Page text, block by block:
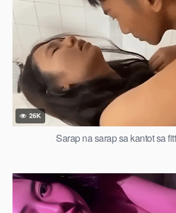
26K
Sarap na sarap sa kantot sa